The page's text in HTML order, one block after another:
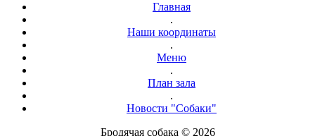
Главная
.
Наши координаты
.
Меню
.
План зала
.
Новости "Собаки"
Бродячая собака © 2026